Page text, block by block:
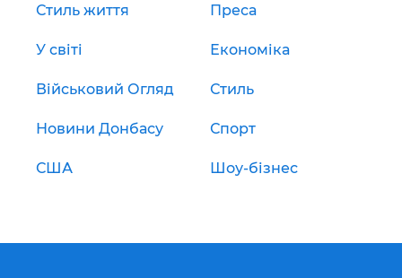
Стиль життя Преса
У світі Економіка
Військовий Огляд Стиль
Новини Донбасу Спорт
США Шоу-бізнес